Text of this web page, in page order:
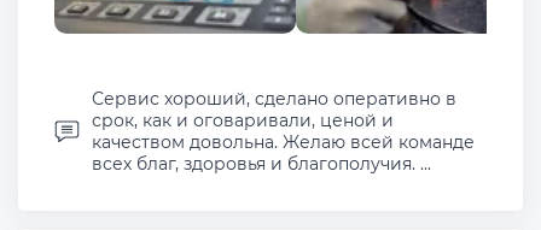
Сервис хороший, сделано оперативно в
срок, как и оговаривали, ценой и
качеством довольна. Желаю всей команде
всех благ, здоровья и благополучия. ...